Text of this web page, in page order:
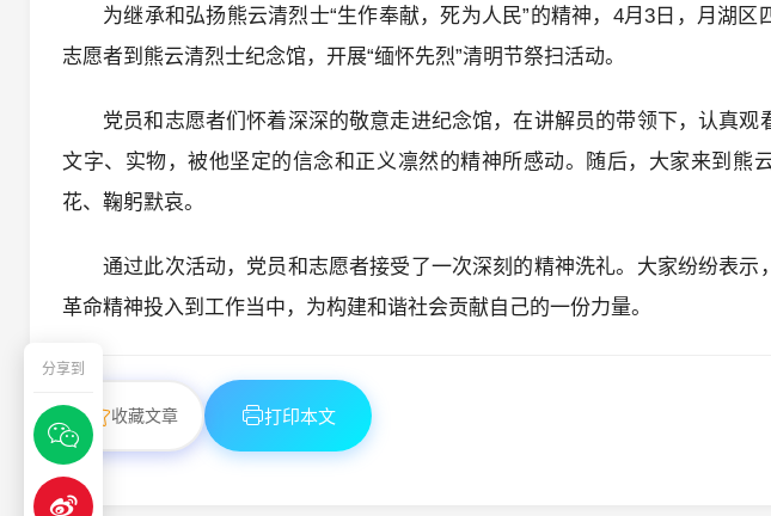
分享到
为继承和弘扬熊云清烈士“生作奉献，死为人民”的精神，4月3日，月湖区
志愿者到熊云清烈士纪念馆，开展“缅怀先烈”清明节祭扫活动。
党员和志愿者们怀着深深的敬意走进纪念馆，在讲解员的带领下，认真观
文字、实物，被他坚定的信念和正义凛然的精神所感动。随后，大家来到熊
花、鞠躬默哀。
通过此次活动，党员和志愿者接受了一次深刻的精神洗礼。大家纷纷表示
革命精神投入到工作当中，为构建和谐社会贡献自己的一份力量。
收藏文章 打印本文